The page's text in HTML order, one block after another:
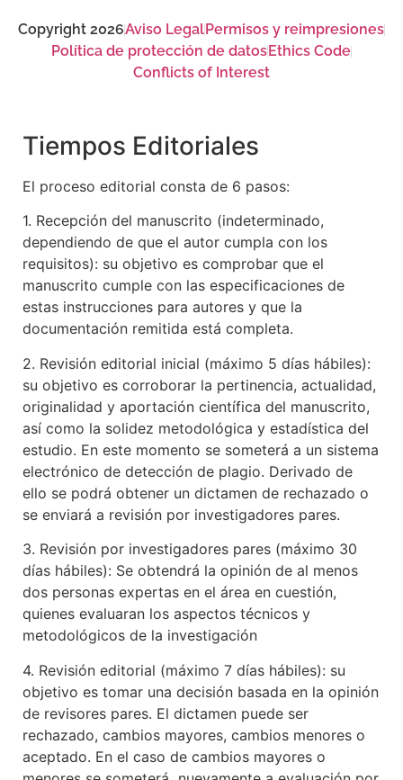
Copyright 2026Aviso LegalPermisos y reimpresiones
Política de protección de datosEthics Code
Conflicts of Interest
Tiempos Editoriales
El proceso editorial consta de 6 pasos:
1. Recepción del manuscrito (indeterminado,
dependiendo de que el autor cumpla con los
requisitos): su objetivo es comprobar que el
manuscrito cumple con las especificaciones de
estas instrucciones para autores y que la
documentación remitida está completa.
2. Revisión editorial inicial (máximo 5 días hábiles):
su objetivo es corroborar la pertinencia, actualidad,
originalidad y aportación científica del manuscrito,
así como la solidez metodológica y estadística del
estudio. En este momento se someterá a un sistema
electrónico de detección de plagio. Derivado de
ello se podrá obtener un dictamen de rechazado o
se enviará a revisión por investigadores pares.
3. Revisión por investigadores pares (máximo 30
días hábiles): Se obtendrá la opinión de al menos
dos personas expertas en el área en cuestión,
quienes evaluaran los aspectos técnicos y
metodológicos de la investigación
4. Revisión editorial (máximo 7 días hábiles): su
objetivo es tomar una decisión basada en la opinión
de revisores pares. El dictamen puede ser
rechazado, cambios mayores, cambios menores o
aceptado. En el caso de cambios mayores o